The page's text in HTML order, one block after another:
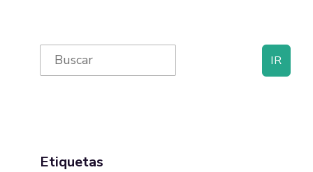
Primary
Sidebar
Search
for:
Etiquetas